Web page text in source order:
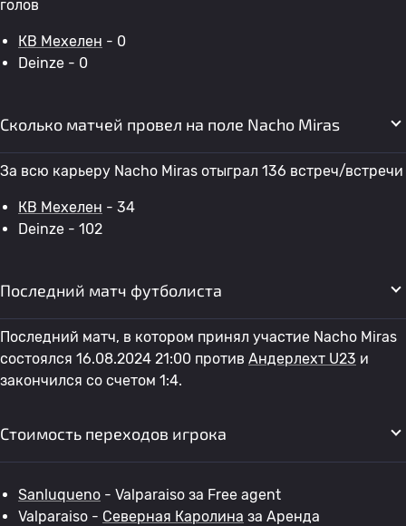
голов
КВ Мехелен - 0
Deinze - 0
Сколько матчей провел на поле Nacho Miras
За всю карьеру Nacho Miras отыграл 136 встреч/встречи
КВ Мехелен - 34
Deinze - 102
Последний матч футболиста
Последний матч, в котором принял участие Nacho Miras
состоялся 16.08.2024 21:00 против Андерлехт U23 и
закончился со счетом 1:4.
Стоимость переходов игрока
Sanluqueno - Valparaiso за Free agent
Valparaiso - Северная Каролина за Аренда